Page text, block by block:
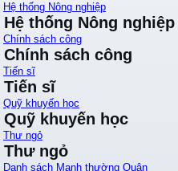
Hệ thống Nông nghiệp
Hệ thống Nông nghiệp
Chính sách công
Chính sách công
Tiến sĩ
Tiến sĩ
Quỹ khuyến học
Quỹ khuyến học
Thư ngỏ
Thư ngỏ
Danh sách Mạnh thường Quân